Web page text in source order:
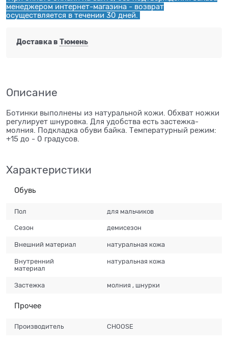
менеджером интернет-магазина - возврат
осуществляется в течении 30 дней.
Доставка в Тюмень
Описание
Ботинки выполнены из натуральной кожи. Обхват ножки
регулирует шнуровка. Для удобства есть застежка-
молния. Подкладка обуви байка. Температурный режим:
+15 до - 0 градусов.
Характеристики
Обувь
Пол для мальчиков
Сезон демисезон
Внешний материал натуральная кожа
Внутренний
материал
натуральная кожа
Застежка молния , шнурки
Прочее
Производитель CHOOSE